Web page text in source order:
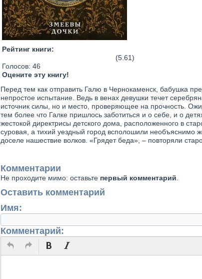
Рейтинг книги:
(5.61)
Голосов: 46
Оцените эту книгу!
Перед тем как отправить Галю в Чернокаменск, бабушка
непростое испытание. Ведь в венах девушки течет
источник силы, но и место, проверяющее на прочность.
тем более что Галке пришлось заботиться и о себе, и о
жестокой директрисы детского дома, расположенного в
суровая, а тихий уездный город всполошили необъяснимо
доселе нашествие волков. «Грядет беда», – повторяли
Комментарии
Не проходите мимо: оставьте первый комментарий
Оставить комментарий
Имя:
Комментарий: